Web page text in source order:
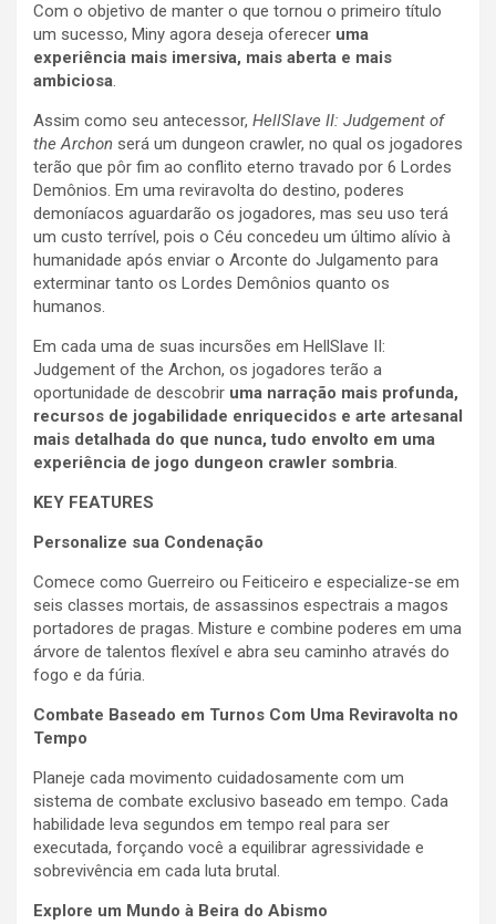
Com o objetivo de manter o que tornou o primeiro título
um sucesso, Miny agora deseja oferecer uma
experiência mais imersiva, mais aberta e mais
ambiciosa.
Assim como seu antecessor, HellSlave II: Judgement of
the Archon será um dungeon crawler, no qual os jogadores
terão que pôr fim ao conflito eterno travado por 6 Lordes
Demônios. Em uma reviravolta do destino, poderes
demoníacos aguardarão os jogadores, mas seu uso terá
um custo terrível, pois o Céu concedeu um último alívio à
humanidade após enviar o Arconte do Julgamento para
exterminar tanto os Lordes Demônios quanto os
humanos.
Em cada uma de suas incursões em HellSlave II:
Judgement of the Archon, os jogadores terão a
oportunidade de descobrir uma narração mais profunda,
recursos de jogabilidade enriquecidos e arte artesanal
mais detalhada do que nunca, tudo envolto em uma
experiência de jogo dungeon crawler sombria.
KEY FEATURES
Personalize sua Condenação
Comece como Guerreiro ou Feiticeiro e especialize-se em
seis classes mortais, de assassinos espectrais a magos
portadores de pragas. Misture e combine poderes em uma
árvore de talentos flexível e abra seu caminho através do
fogo e da fúria.
Combate Baseado em Turnos Com Uma Reviravolta no
Tempo
Planeje cada movimento cuidadosamente com um
sistema de combate exclusivo baseado em tempo. Cada
habilidade leva segundos em tempo real para ser
executada, forçando você a equilibrar agressividade e
sobrevivência em cada luta brutal.
Explore um Mundo à Beira do Abismo